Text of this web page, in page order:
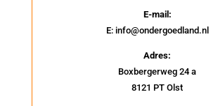
E-mail:
E: info@ondergoedland.nl
Adres:
Boxbergerweg 24 a
8121 PT Olst